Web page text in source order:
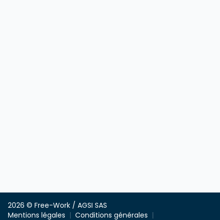
2026 © Free-Work / AGSI SAS
Mentions légales
Conditions générales